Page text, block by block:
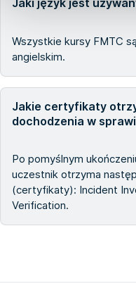
Wszystkie kursy FMTC
angielskim.
Jakie certyfikaty
dochodzenia w
Po pomyślnym
uczestnik otrzyma
(certyfikaty): Incident
Verification.